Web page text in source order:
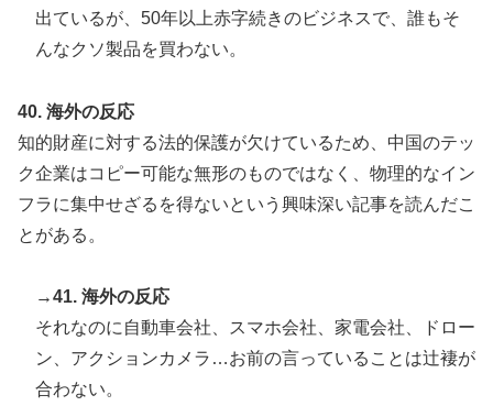
出ているが、50年以上赤字続きのビジネスで、誰もそ
んなクソ製品を買わない。
40. 海外の反応
知的財産に対する法的保護が欠けているため、中国のテッ
ク企業はコピー可能な無形のものではなく、物理的なイン
フラに集中せざるを得ないという興味深い記事を読んだこ
とがある。
→41. 海外の反応
それなのに自動車会社、スマホ会社、家電会社、ドロー
ン、アクションカメラ…お前の言っていることは辻褄が
合わない。